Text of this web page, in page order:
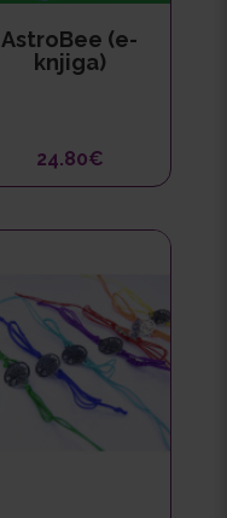
AstroBee (e-
knjiga)
24.80€